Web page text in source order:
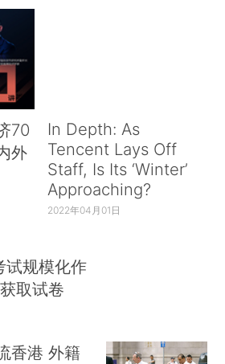
70
外
In Depth: As
Tencent Lays Off
Staff, Is Its ‘Winter’
Approaching?
2022年04月01日
试规模化作
取试卷
香港 外籍